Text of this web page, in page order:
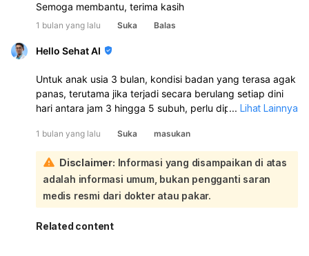
Semoga membantu, terima kasih
1 bulan yang lalu Suka Balas
Hello Sehat AI
Untuk anak usia 3 bulan, kondisi badan yang terasa agak
panas, terutama jika terjadi secara berulang setiap dini
hari antara jam 3 hingga 5 subuh, perlu diperhatikan
36.5 hingga 37.5 derajat Celsius. Demam didefinisikan
sebagai suhu tubuh di atas 38 derajat Celsius:
Meskipun demam seringkali memburuk di malam hari
karena peningkatan suhu tubuh alami dan beberapa
penyakit yang lebih parah saat malam, pada bayi di
bawah 3 bulan, demam (suhu 38°C atau lebih) adalah
kondisi yang memerlukan perhatian medis segera.
... Lihat Lainnya
1 bulan yang lalu Suka masukan
Disclaimer: Informasi yang disampaikan di atas
adalah informasi umum, bukan pengganti saran
medis resmi dari dokter atau pakar.
Related content